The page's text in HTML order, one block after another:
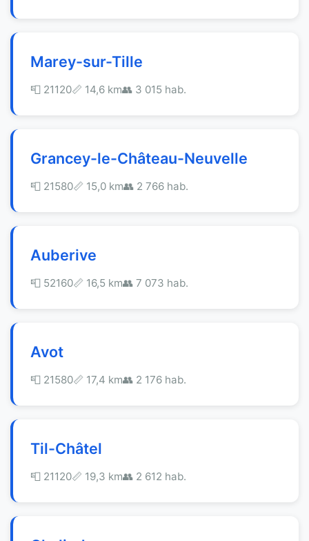
Marey-sur-Tille
📮 21120📏 14,6 km👥 3 015 hab.
Grancey-le-Château-Neuvelle
📮 21580📏 15,0 km👥 2 766 hab.
Auberive
📮 52160📏 16,5 km👥 7 073 hab.
Avot
📮 21580📏 17,4 km👥 2 176 hab.
Til-Châtel
📮 21120📏 19,3 km👥 2 612 hab.